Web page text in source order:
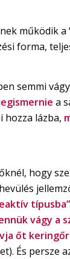
működik a
forma,
semmi
a
hozza lázba,
hogy
típusba”
vágy a
őt
És persze